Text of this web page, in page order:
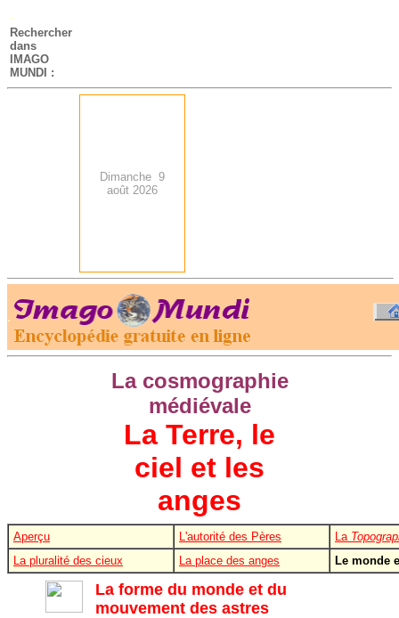
-
Rechercher
dans
IMAGO
MUNDI :
Dimanche 9
août 2026
.
La cosmographie
médiévale
La Terre, le
ciel et les
anges
Aperçu L'autorité des Pères La
La pluralité des cieux
La place des anges Le monde
La forme du monde et du
mouvement des astres